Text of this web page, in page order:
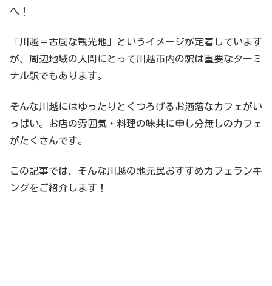
へ！
「川越＝古風な観光地」というイメージが定着しています
が、周辺地域の人間にとって川越市内の駅は重要なターミ
ナル駅でもあります。
そんな川越にはゆったりとくつろげるお洒落なカフェがい
っぱい。お店の雰囲気・料理の味共に申し分無しのカフェ
がたくさんです。
この記事では、そんな川越の地元民おすすめカフェランキ
ングをご紹介します！